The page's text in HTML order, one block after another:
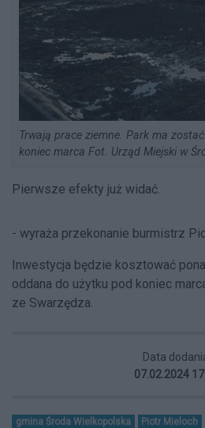
Trwają prace ziemne. Park ma
koniec marca Fot. Urząd Miejski w
Pierwsze efekty już widać.
- wyraża przekonanie burmistrz
Inwestycja będzie kosztować
oddana do użytku pod koniec
ze Swarzędza.
Data
07.02.2024
gmina Środa Wielkopolska Piotr Mieloch